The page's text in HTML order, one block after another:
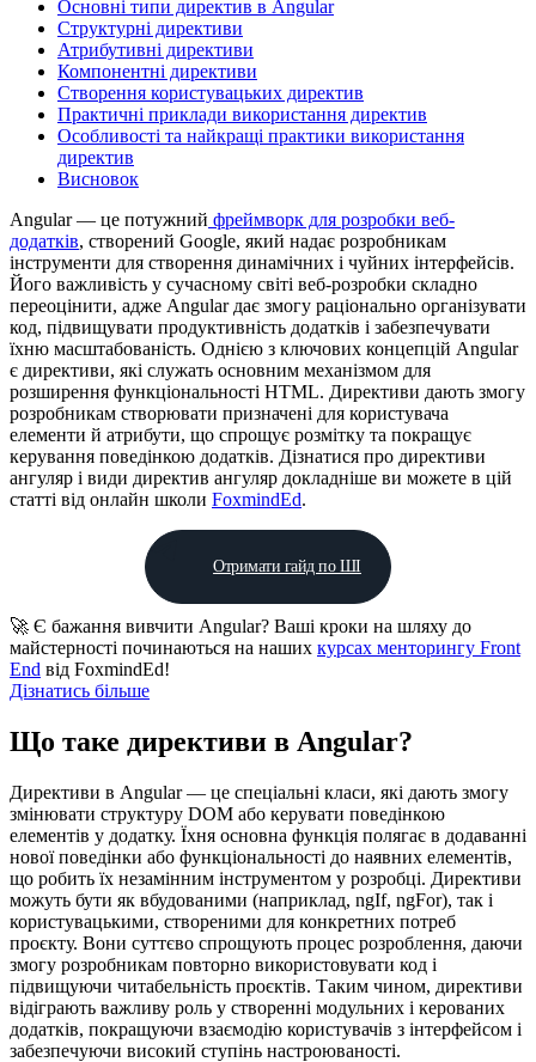
Основні типи директив в Angular
Структурні директиви
Атрибутивні директиви
Компонентні директиви
Створення користувацьких директив
Практичні приклади використання директив
Особливості та найкращі практики використання
директив
Висновок
Angular — це потужний фреймворк для розробки веб-
додатків, створений Google, який надає розробникам
інструменти для створення динамічних і чуйних інтерфейсів.
Його важливість у сучасному світі веб-розробки складно
переоцінити, адже Angular дає змогу раціонально організувати
код, підвищувати продуктивність додатків і забезпечувати
їхню масштабованість. Однією з ключових концепцій Angular
є директиви, які служать основним механізмом для
розширення функціональності HTML. Директиви дають змогу
розробникам створювати призначені для користувача
елементи й атрибути, що спрощує розмітку та покращує
керування поведінкою додатків. Дізнатися про директиви
ангуляр і види директив ангуляр докладніше ви можете в цій
статті від онлайн школи FoxmindEd.
Отримати гайд по ШІ
🚀 Є бажання вивчити Angular? Ваші кроки на шляху до
майстерності починаються на наших курсах менторингу Front
End від FoxmindEd!
Дізнатись більше
Що таке директиви в Angular?
Директиви в Angular — це спеціальні класи, які дають змогу
змінювати структуру DOM або керувати поведінкою
елементів у додатку. Їхня основна функція полягає в додаванні
нової поведінки або функціональності до наявних елементів,
що робить їх незамінним інструментом у розробці. Директиви
можуть бути як вбудованими (наприклад, ngIf, ngFor), так і
користувацькими, створеними для конкретних потреб
проєкту. Вони суттєво спрощують процес розроблення, даючи
змогу розробникам повторно використовувати код і
підвищуючи читабельність проєктів. Таким чином, директиви
відіграють важливу роль у створенні модульних і керованих
додатків, покращуючи взаємодію користувачів з інтерфейсом і
забезпечуючи високий ступінь настроюваності.